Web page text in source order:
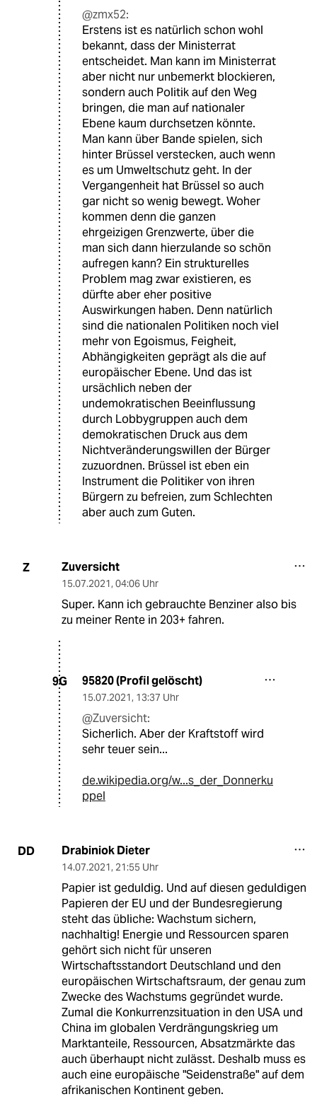
@zmx52:
Erstens ist es natürlich schon wohl
bekannt, dass der Ministerrat
entscheidet. Man kann im Ministerrat
aber nicht nur unbemerkt blockieren,
sondern auch Politik auf den Weg
bringen, die man auf nationaler
Ebene kaum durchsetzen könnte.
Man kann über Bande spielen, sich
hinter Brüssel verstecken, auch wenn
es um Umweltschutz geht. In der
Vergangenheit hat Brüssel so auch
gar nicht so wenig bewegt. Woher
kommen denn die ganzen
ehrgeizigen Grenzwerte, über die
man sich dann hierzulande so schön
aufregen kann? Ein strukturelles
Problem mag zwar existieren, es
dürfte aber eher positive
Auswirkungen haben. Denn natürlich
sind die nationalen Politiken noch viel
mehr von Egoismus, Feigheit,
Abhängigkeiten geprägt als die auf
europäischer Ebene. Und das ist
ursächlich neben der
undemokratischen Beeinflussung
durch Lobbygruppen auch dem
demokratischen Druck aus dem
Nichtveränderungswillen der Bürger
zuzuordnen. Brüssel ist eben ein
Instrument die Politiker von ihren
Bürgern zu befreien, zum Schlechten
aber auch zum Guten.
Z Zuversicht
15.07.2021, 04:06 Uhr
Super. Kann ich gebrauchte Benziner also bis
zu meiner Rente in 203+ fahren.
9G 95820 (Profil gelöscht)
15.07.2021, 13:37 Uhr
@Zuversicht:
Sicherlich. Aber der Kraftstoff wird
sehr teuer sein...
de.wikipedia.org/w...s_der_Donnerku
ppel
DD Drabiniok Dieter
14.07.2021, 21:55 Uhr
Papier ist geduldig. Und auf diesen geduldigen
Papieren der EU und der Bundesregierung
steht das übliche: Wachstum sichern,
nachhaltig! Energie und Ressourcen sparen
gehört sich nicht für unseren
Wirtschaftsstandort Deutschland und den
europäischen Wirtschaftsraum, der genau zum
Zwecke des Wachstums gegründet wurde.
Zumal die Konkurrenzsituation in den USA und
China im globalen Verdrängungskrieg um
Marktanteile, Ressourcen, Absatzmärkte das
auch überhaupt nicht zulässt. Deshalb muss es
auch eine europäische "Seidenstraße" auf dem
afrikanischen Kontinent geben.